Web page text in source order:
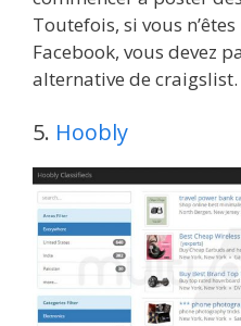
Toutefois, si vous
Facebook, vous devez
alternative de craigslist.
5. Hoobly